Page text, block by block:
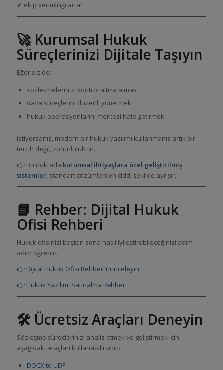
✔ ekip verimliliği artar
🚀 Kurumsal Hukuk
Süreçlerinizi Dijitale Taşıyın
Eğer siz de:
sözleşmelerinizi kontrol altına almak
dava süreçlerini düzenli yönetmek
hukuk operasyonlarını merkezi hale getirmek
istiyorsanız, modern bir hukuk yazılımı kullanmanız artık bir
tercih değil, zorunluluktur.
👉 Bu noktada kurumsal ihtiyaçlara özel geliştirilmiş
sistemler, standart çözümlerden ciddi şekilde ayrışır.
📘 Rehber: Dijital Hukuk
Ofisi Rehberi
Hukuk ofisinizi baştan sona nasıl iyileştirebileceğinizi adım
adım öğrenin.
👉 Dijital Hukuk Ofisi Rehberi’ni inceleyin
👉 Hukuk Yazılımı Satınalma Rehberi
🛠️ Ücretsiz Araçları Deneyin
Sözleşme süreçlerinizi analiz etmek ve geliştirmek için
aşağıdaki araçları kullanabilirsiniz:
DOCX to UDF